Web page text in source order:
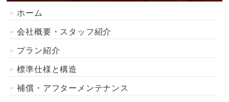
ホーム
会社概要・スタッフ紹介
プラン紹介
標準仕様と構造
補償・アフターメンテナンス